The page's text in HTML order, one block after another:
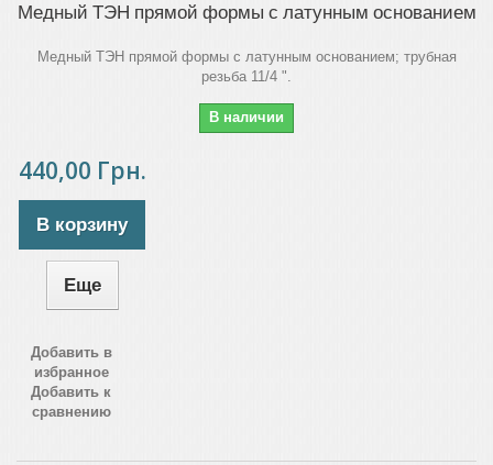
Медный ТЭН прямой формы с латунным основанием
Медный ТЭН прямой формы с латунным основанием; трубная
резьба 11/4 ".
В наличии
440,00 Грн.
В корзину
Еще
Добавить в
избранное
Добавить к
сравнению